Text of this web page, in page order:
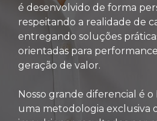
é desenvolvido de forma
respeitando a realidade de
entregando soluções
orientadas para
geração de valor.
Nosso grande diferencial é
uma metodologia exclusiva